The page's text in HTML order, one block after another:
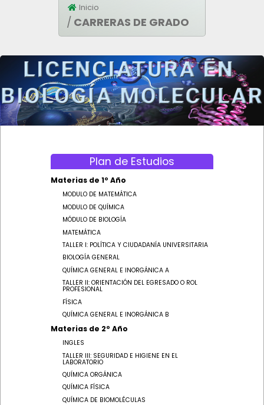
CARRERAS
INGRESO
ESTUDIANTES
Inicio
CARRERAS DE GRADO
Plan de Estudios
Materias de 1º Año
MODULO DE MATEMÁTICA
MODULO DE QUÍMICA
MÓDULO DE BIOLOGÍA
MATEMÁTICA
TALLER I: POLÍTICA Y CIUDADANÍA UNIVERSITARIA
BIOLOGÍA GENERAL
QUÍMICA GENERAL E INORGÁNICA A
TALLER II: ORIENTACIÓN DEL EGRESADO O ROL
PROFESIONAL
FÍSICA
QUÍMICA GENERAL E INORGÁNICA B
Materias de 2º Año
INGLES
TALLER III: SEGURIDAD E HIGIENE EN EL
LABORATORIO
QUÍMICA ORGÁNICA
QUÍMICA FÍSICA
QUÍMICA DE BIOMOLÉCULAS